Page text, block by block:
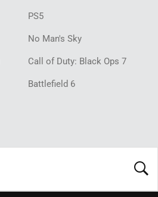
PS5
No Man's Sky
Call of Duty: Black Ops 7
Battlefield 6